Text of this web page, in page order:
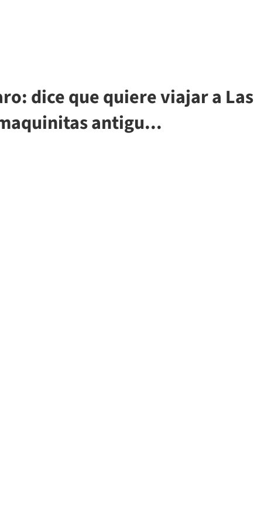
dice que quiere viajar a Las
antigu...